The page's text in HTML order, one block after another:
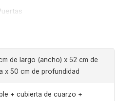
de largo (ancho) x 52 cm de
x 50 cm de profundidad
+ cubierta de cuarzo +